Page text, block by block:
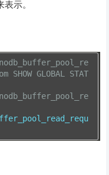
示。
GLOBAL STAT